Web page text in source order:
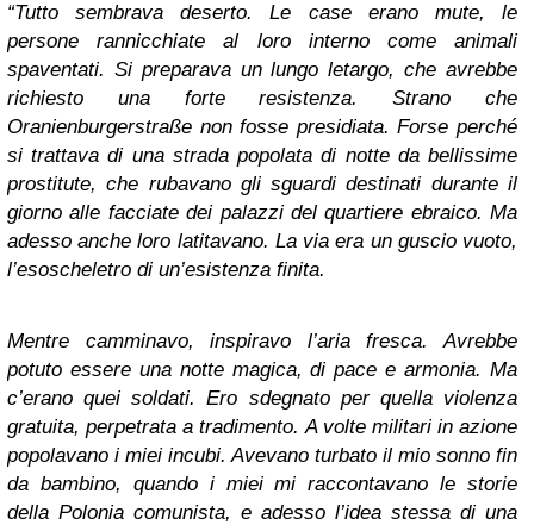
“Tutto sembrava deserto. Le case erano mute, le
persone rannicchiate al loro interno come animali
spaventati. Si preparava un lungo letargo, che avrebbe
richiesto una forte resistenza. Strano che
Oranienburgerstraße non fosse presidiata. Forse perché
si trattava di una strada popolata di notte da bellissime
prostitute, che rubavano gli sguardi destinati durante il
giorno alle facciate dei palazzi del quartiere ebraico. Ma
adesso anche loro latitavano. La via era un guscio vuoto,
l’esoscheletro di un’esistenza finita.
Mentre camminavo, inspiravo l’aria fresca. Avrebbe
potuto essere una notte magica, di pace e armonia. Ma
c’erano quei soldati. Ero sdegnato per quella violenza
gratuita, perpetrata a tradimento. A volte militari in azione
popolavano i miei incubi. Avevano turbato il mio sonno fin
da bambino, quando i miei mi raccontavano le storie
della Polonia comunista, e adesso l’idea stessa di una